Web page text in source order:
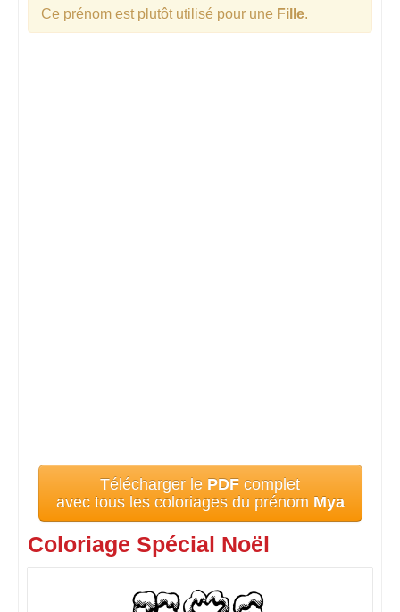
Ce prénom est plutôt utilisé pour une Fille.
Télécharger le PDF complet
avec tous les coloriages du prénom Mya
Coloriage Spécial Noël